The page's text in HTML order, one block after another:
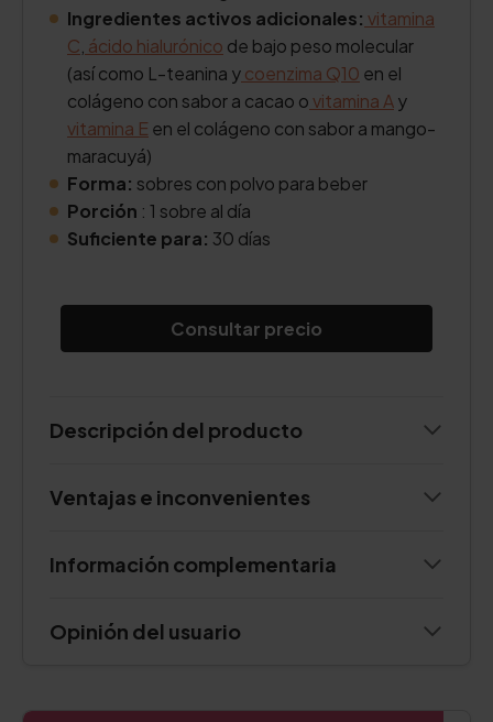
Ingredientes activos adicionales: vitamina
C ácido hialurónico de bajo peso molecular
(así como L-teanina ycoenzima Q10 en el
colágeno con sabor a cacao ovitamina Ay
vitamina E en el colágeno con sabor a mango-
maracuyá)
Forma: sobres con polvo para beber
Porción : 1 sobre al día
Suficiente para: 30 días
Consultar precio
Descripción del producto
Ventajas e inconvenientes
Información complementaria
Opinión del usuario